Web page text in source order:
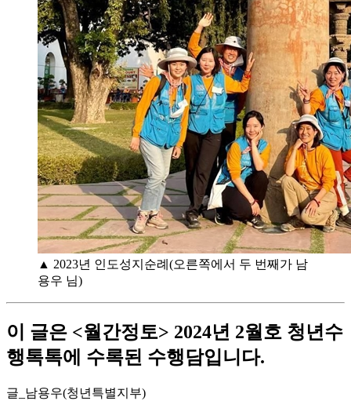
▲ 2023년 인도성지순례(오른쪽에서 두 번째가 남
용우 님)
이 글은 <월간정토> 2024년 2월호 청년수
행톡톡에 수록된 수행담입니다.
글_남용우(청년특별지부)